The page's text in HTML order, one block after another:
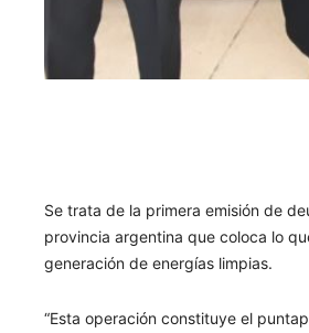
Se trata de la primera emisión de
provincia argentina que coloca lo
generación de energías limpias.
“Esta operación constituye el